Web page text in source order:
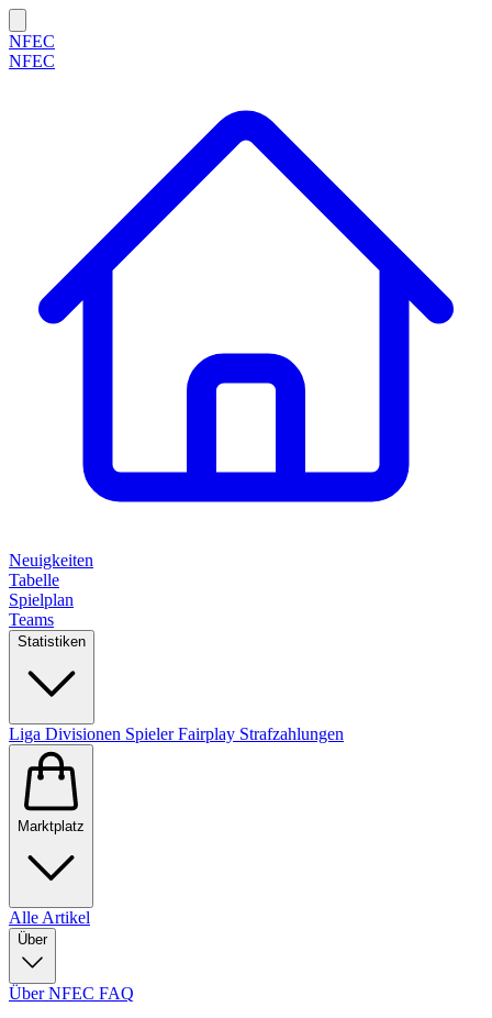
NFEC
NFEC
Neuigkeiten
Tabelle
Spielplan
Teams
Statistiken
Liga Divisionen SpielerFairplay Strafzahlungen
Marktplatz
Alle Artikel
Über
Über NFEC FAQ